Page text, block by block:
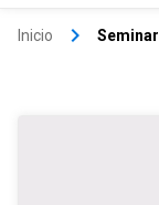
Inicio keyboard_arrow_right